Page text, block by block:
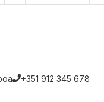
+351 912 345 678